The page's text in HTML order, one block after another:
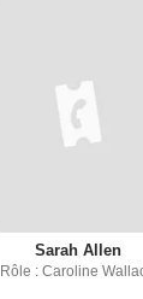
Sarah Allen
Rôle : Caroline